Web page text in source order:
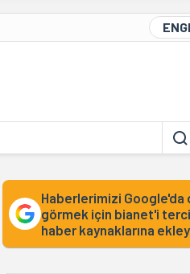
Haberlerimizi Google'da
görmek için bianet'i
haber kaynaklarına